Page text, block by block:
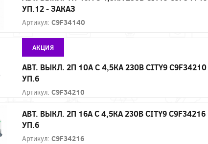
УП.12 - ЗАКАЗ
Артикул: C9F34140
АКЦИЯ
АВТ. ВЫКЛ. 2П 10А С 4,5КА 230В CITY9 C9F34210
УП.6
Артикул: C9F34210
АВТ. ВЫКЛ. 2П 16А С 4,5КА 230В CITY9 C9F34216
УП.6
Артикул: C9F34216